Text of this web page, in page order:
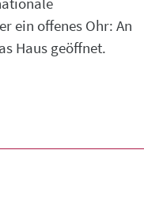
ein offenes Ohr: An
Haus geöffnet.